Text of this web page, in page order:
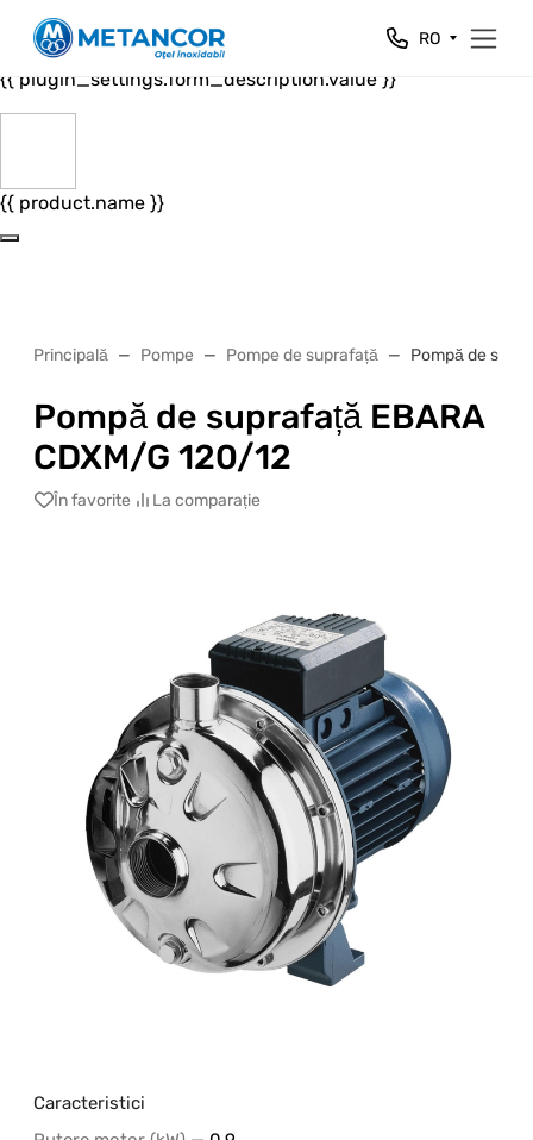
Close
{{ plugin_settings.form_header.value }}
{{ plugin_settings.form_description.value }}
{{ product.name }}
RO
Principală Pompe Pompe de suprafață Pompă de
Pompă de suprafață EBARA
CDXM/G 120/12
În favorite La comparație
Caracteristici